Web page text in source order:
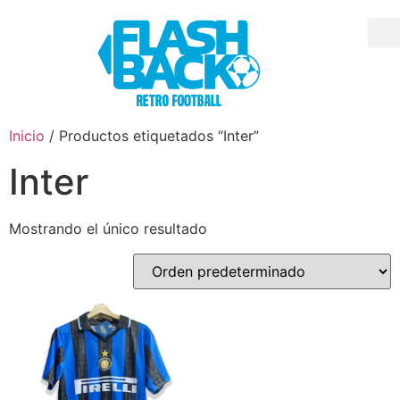
Inicio / Productos etiquetados “Inter”
Inter
Mostrando el único resultado